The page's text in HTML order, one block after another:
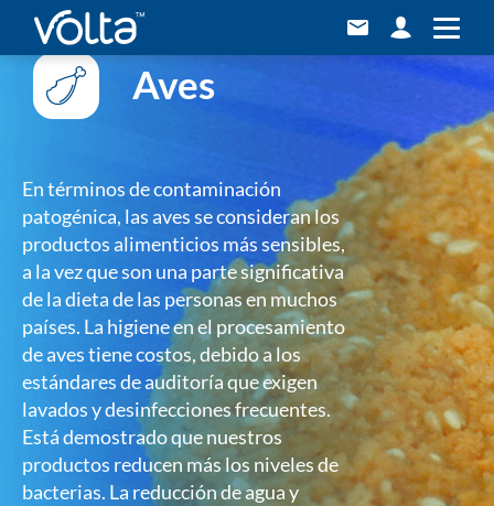
Aves
En términos de contaminación
patogénica, las aves se consideran los
productos alimenticios más sensibles,
a la vez que son una parte significativa
de la dieta de las personas en muchos
países. La higiene en el procesamiento
de aves tiene costos, debido a los
estándares de auditoría que exigen
lavados y desinfecciones frecuentes.
Está demostrado que nuestros
productos reducen más los niveles de
bacterias. La reducción de agua y